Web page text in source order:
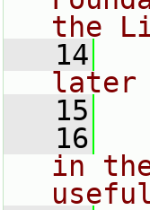
the
   14
later
   15
   16
in